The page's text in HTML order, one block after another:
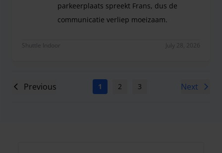
parkeerplaats spreekt Frans, dus de
communicatie verliep moeizaam.
Shuttle Indoor July 28, 2026
Previous 1 2 3 6
Next